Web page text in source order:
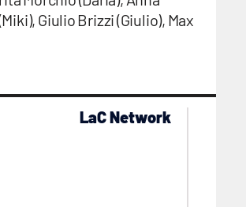
Giulio Brizzi (Giulio), Max
LaC Network